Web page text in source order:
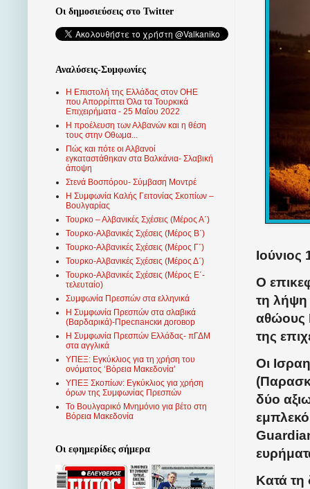
Ο
τη λήψη
αθώους
της
Οι
δύο
Κατά τη
Οι δημοσιεύσεις στο Twitter
Αναλύσεις-Συμφωνίες
Η Επιστολή της Ελλάδας στον ΟΗΕ
που Απορρίπτει Όλα τα Τουρκικά
Επιχειρήματα - 25 Μαΐου 2022
Η προέλευση των Αλβανών και η θέση
τους στην Οθωμα...
Πώς και πότε οι Αλβανοί
εγκαταστάθηκαν στα Βαλκάνια- Σλαβική
άποψη
Στενά Βοσπόρου- Σύμβαση Μοντρέ
Η Συμφωνία Καλής Γειτονίας Σκοπίων –
Βουλγαρίας
Τουρκο – Αλβανικές Σχέσεις (Mέρος Α΄)
Τουρκο-Αλβανικές Σχέσεις (Μέρος Β΄)
Τουρκο-Αλβανικές Σχέσεις (Μέρος Γ΄)
Τουρκο-Αλβανικές Σχέσεις (Μέρος Δ΄)
Τουρκο-Αλβανικές Σχέσεις (Μέρος Ε΄-
τελευταίο)
Συμφωνία Πρεσπών στα ελληνικά
Η Συμφωνία Πρεσπών στα σλαβικά
(Βαρδαρικά)-Преспански договор
Η Συμφωνία Πρεσπών Ελλάδας- πΓΔΜ
στα αγγλικά
ΥΠΕΞ: Εγκύκλιος για τη χρήση του
ονόματος ‘Βόρεια Μακεδονία’
ΥΠΕΞ Σκοπίων: Εγκύκλιος για χρήση
όρων της Συμφωνίας Πρεσπών
Το Βουλγαρικό Μνημόνιο για βέτο στη
Βόρεια Μακεδονία
Οι εφημερίδες σήμερα